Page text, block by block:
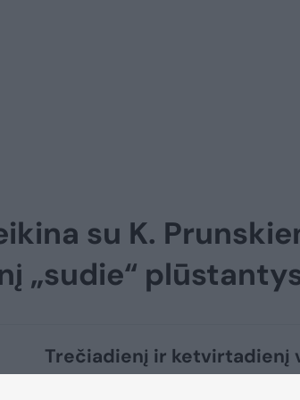
su K.
„sudie“
Trečiadienį ir ketvirtadienį